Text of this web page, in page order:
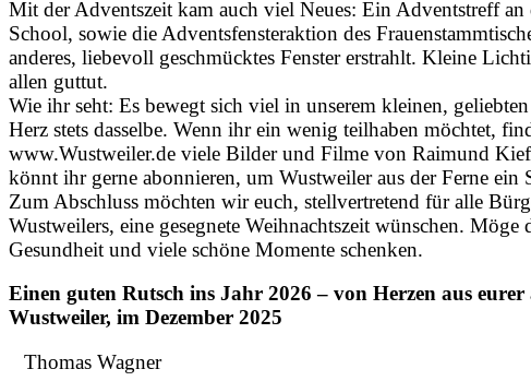
Mit der Adventszeit kam auch viel Neues: Ein Adventstreff
School, sowie die Adventsfensteraktion des
anderes, liebevoll geschmücktes Fenster erstrahlt. Kleine
allen guttut.
Wie ihr seht: Es bewegt sich viel in unserem kleinen,
Herz stets dasselbe. Wenn ihr ein wenig teilhaben möchtet,
www.Wustweiler.de viele Bilder und Filme von Raimund
könnt ihr gerne abonnieren, um Wustweiler aus der Ferne ein
Zum Abschluss möchten wir euch, stellvertretend für alle
Wustweilers, eine gesegnete Weihnachtszeit wünschen. Möge
Gesundheit und viele schöne Momente schenken.
Einen guten Rutsch ins Jahr 2026 – von Herzen aus
Wustweiler, im Dezember 2025
Thomas Wagner